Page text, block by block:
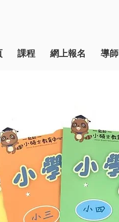
課程 網上報名 導師